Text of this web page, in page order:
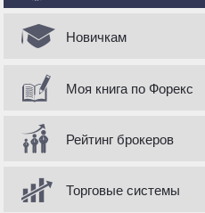
Новичкам
Моя книга по Форекс
Рейтинг брокеров
Торговые системы